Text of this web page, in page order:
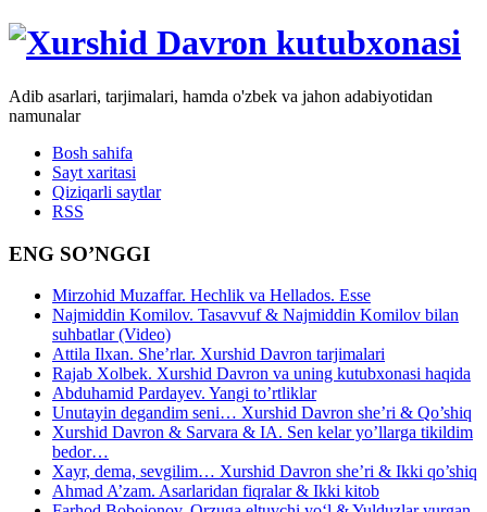
Adib asarlari, tarjimalari, hamda o'zbek va jahon adabiyotidan
namunalar
Bosh sahifa
Sayt xaritasi
Qiziqarli saytlar
RSS
ENG SO’NGGI
Mirzohid Muzaffar. Hechlik va Hellados. Esse
Najmiddin Komilov. Tasavvuf & Najmiddin Komilov bilan
suhbatlar (Video)
Attila Ilxan. She’rlar. Xurshid Davron tarjimalari
Rajab Xolbek. Xurshid Davron va uning kutubxonasi haqida
Abduhamid Pardayev. Yangi to’rtliklar
Unutayin degandim seni… Xurshid Davron she’ri & Qo’shiq
Xurshid Davron & Sarvara & IA. Sen kelar yo’llarga tikildim
bedor…
Xayr, dema, sevgilim… Xurshid Davron she’ri & Ikki qo’shiq
Ahmad A’zam. Asarlaridan fiqralar & Ikki kitob